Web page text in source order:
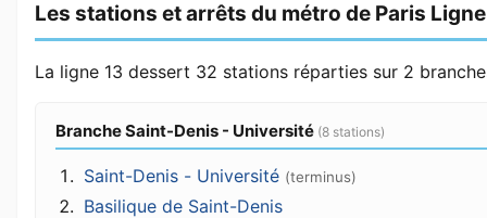
Les stations et arrêts du métro de Paris
La ligne 13 dessert 32 stations réparties sur 2
Branche Saint-Denis - Université (8 stations)
Saint-Denis - Université (terminus)
Basilique de Saint-Denis